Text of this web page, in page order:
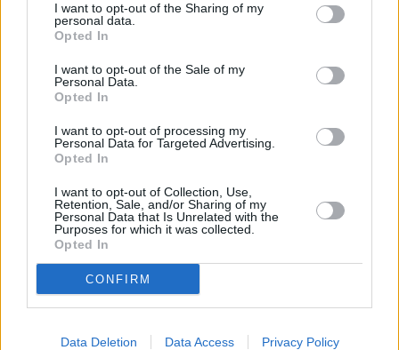
I want to opt-out of the Sharing of my
personal data.
Opted In
I want to opt-out of the Sale of my
Personal Data.
Opted In
I want to opt-out of processing my
Personal Data for Targeted Advertising.
Opted In
I want to opt-out of Collection, Use,
Retention, Sale, and/or Sharing of my
Personal Data that Is Unrelated with the
Purposes for which it was collected.
Opted In
CONFIRM
Data Deletion Data Access Privacy Policy
Γεράσιμος Μανωλίδης